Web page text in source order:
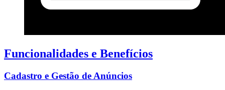
Funcionalidades e Benefícios
Cadastro e Gestão de Anúncios